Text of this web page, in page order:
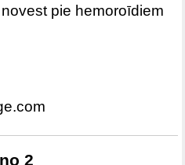
pie hemoroīdiem
2